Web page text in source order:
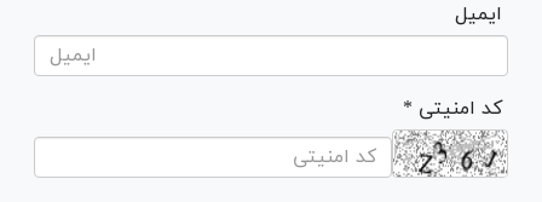
ایمیل
* کد امنیتی